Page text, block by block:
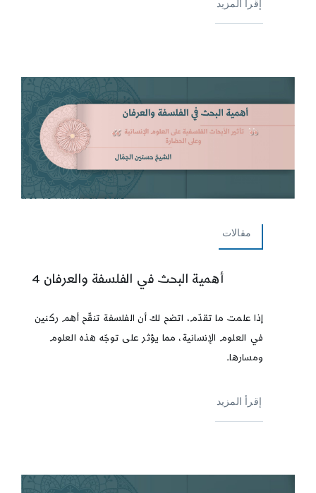
إقرأ المزيد
مقالات
أهمية البحث في الفلسفة والعرفان 4
إذا علمت ما تقدّم، اتضح لك أن الفلسفة تنقّح أهم ركنين
في العلوم الإنسانية، مما يؤثر على توجّه هذه العلوم
ومسارها.
إقرأ المزيد